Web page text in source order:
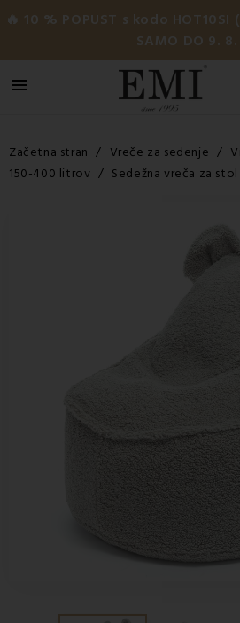
🔥 10 % POPUST s kodo
SAMO DO 9. 8.

Začetna stran Vreče za sedenje
150-400 litrov
Sedežna vreča za